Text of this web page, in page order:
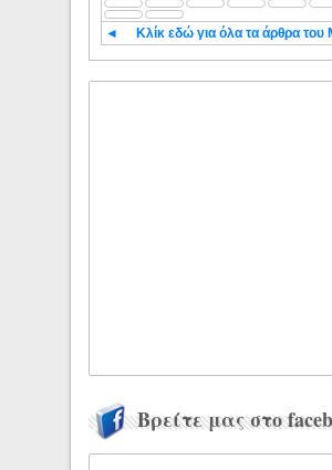
◄ Κλίκ εδώ για όλα τα άρθρα του
Βρείτε μας στο